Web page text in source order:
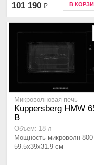
101 190 ₽ В
Микроволновая печь
Kuppersberg HMW
B
Объем: 18 л
Мощность микроволн 800
59.5x39x31.9 см